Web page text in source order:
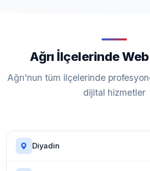
Ağrı İlçelerinde Web
Ağrı'nun tüm ilçelerinde
dijital hizmetler
Diyadin